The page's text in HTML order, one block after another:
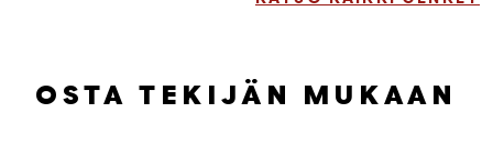
OSTA TEKIJÄN MUKAAN